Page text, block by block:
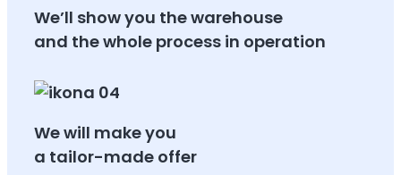
We’ll show you the warehouse
and the whole process in operation
We will make you
a tailor-made offer